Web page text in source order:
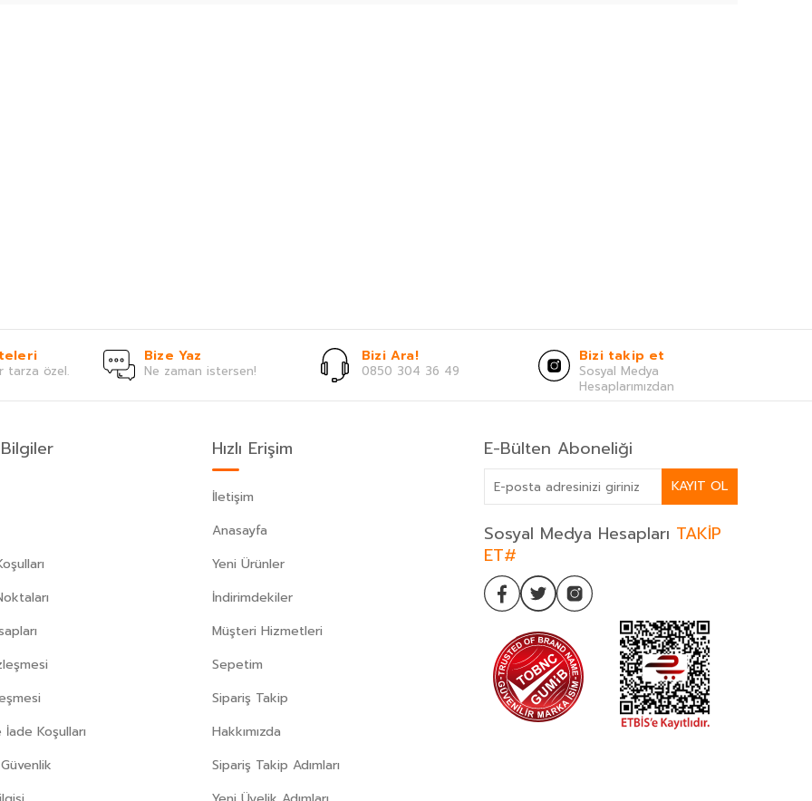
tarza özel.
Bize Yaz
Ne zaman istersen!
Bizi Ara!
0850 304 36 49
Bizi takip et
Sosyal Medya
Hesaplarımızdan
Koşulları
Hızlı Erişim
İletişim
Anasayfa
Yeni Ürünler
İndirimdekiler
Müşteri Hizmetleri
Sepetim
Sipariş Takip
Hakkımızda
Sipariş Takip Adımları
E-Bülten Aboneliği
KAYIT OL
Sosyal Medya Hesapları TAKİP
ET#